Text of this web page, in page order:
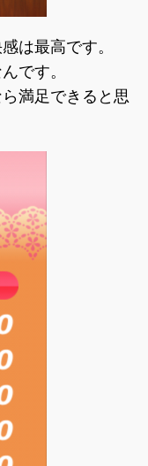
は最高です。
です。
満足できると思